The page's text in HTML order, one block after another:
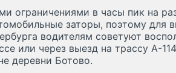
ограничениями в часы пик на
заторы, поэтому для
водителям советуют
или через выезд на трассу А-
деревни Ботово.